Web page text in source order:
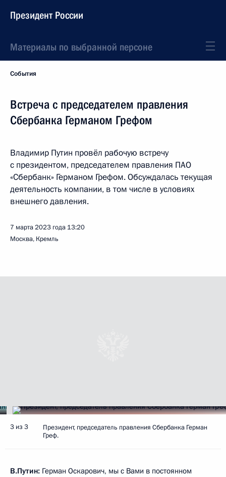
Президент России
Материалы по выбранной персоне
События
Встреча с председателем правления
Сбербанка Германом Грефом
Владимир Путин провёл рабочую встречу
с президентом, председателем правления ПАО
«Сбербанк» Германом Грефом. Обсуждалась текущая
деятельность компании, в том числе в условиях
внешнего давления.
7 марта 2023 года 13:20
Москва, Кремль
3 из 3
Президент, председатель правления Сбербанка Герман
Греф.
В.Путин: Герман Оскарович, мы с Вами в постоянном